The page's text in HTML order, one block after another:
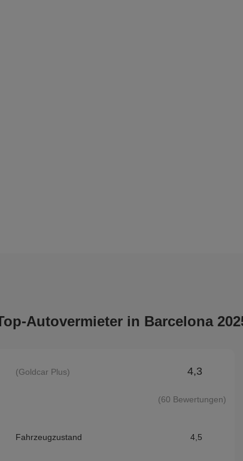
Autovermieter in Barcelona
(Goldcar Plus) 4,3
(60 Bewertungen)
Fahrzeugzustand 4,5